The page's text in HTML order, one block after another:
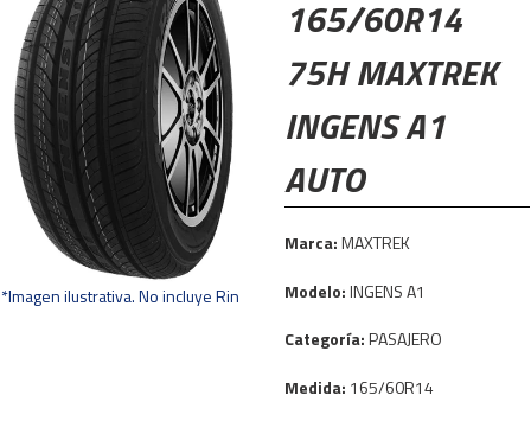
*Imagen ilustrativa. No incluye Rin
165/60R14
75H MAXTREK
INGENS A1
AUTO
Marca:MAXTREK
Modelo:INGENS A1
Categoría:PASAJERO
Medida: 165/60R14